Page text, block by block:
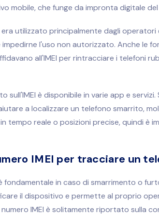
mobile, che funge da impronta digitale
era utilizzato principalmente dagli
l'uso non autorizzato. Anche le
all'IMEI per rintracciare i telefoni
sull'IMEI è disponibile in varie app e servizi.
a localizzare un telefono smarrito,
tempo reale o posizioni precise, quindi è
IMEI per tracciare un
fondamentale in caso di smarrimento o
il dispositivo e permette al proprio
IMEI è solitamente riportato sulla